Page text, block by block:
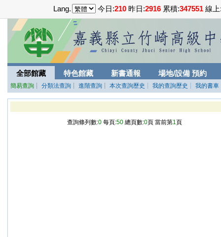
Lang. 今日:210 昨日:2916 累積:347551 線
全部館藏 特色館藏 新書通報 場地/設備 預約
簡易查詢 ┊ 分類法查詢 ┊ 進階查詢 ┊ 本次查詢歷史 ┊ 我的查詢歷史 ┊ 我的書車
查詢條列數:0 每頁:50 總頁數:0頁 當前第1頁